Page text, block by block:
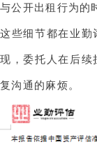
与公开出租行为的
这些细节都在业
现，委托人在后
复沟通的麻烦。